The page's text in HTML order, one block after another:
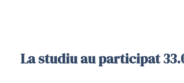
La studiu au participat